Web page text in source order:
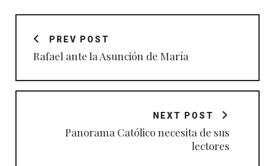
Navegación
entradasPREV POST
Rafael ante la Asunción de María
NEXT POST
Panorama Católico necesita de sus
lectores